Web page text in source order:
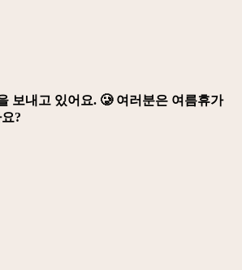
보내고 있어요. 🥲 여러분은 여름휴가
?